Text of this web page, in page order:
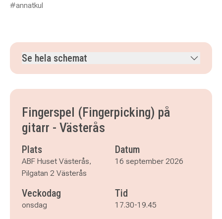
#annatkul
Se hela schemat
onsdag 30 september 2026 klockan 17.30–19.45
onsdag 7 oktober 2026klockan 17.30–19.45
onsdag 21 oktober 2026
Fingerspel (Fingerpicking) på
gitarr - Västerås
Plats
ABF Huset Västerås,
Pilgatan 2 Västerås
Datum
16 september 2026
Veckodag
onsdag
Tid
17.30-19.45